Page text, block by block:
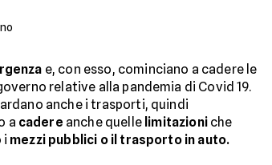
e, con esso, cominciano a cadere le
relative alla pandemia di Covid 19.
anche i trasporti, quindi
a cadere anche quelle limitazioniche
i mezzi pubblici o il trasporto in auto.